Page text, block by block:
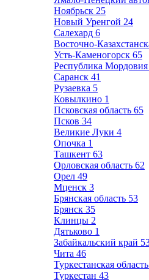
Ноябрьск 25
Новый Уренгой 24
Салехард 6
Восточно-
Усть-Каменогорск 65
Республика Мордовия
Саранск 41
Рузаевка 5
Ковылкино 1
Псковская область 65
Псков 34
Великие Луки 4
Опочка 1
Ташкент 63
Орловская область 62
Орел 49
Мценск 3
Брянская область 53
Брянск 35
Клинцы 2
Дятьково 1
Забайкальский край
Чита 46
Туркестанская область
Туркестан 43